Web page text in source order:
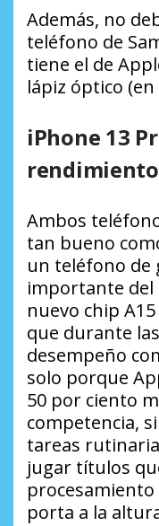
Además, no
teléfono de
tiene el de
lápiz óptico (en
iPhone 13
rendimiento
Ambos
tan bueno
un teléfono de
importante del
nuevo chip
que durante
desempeño
solo porque
50 por ciento
competencia,
tareas
jugar títulos
porta a la